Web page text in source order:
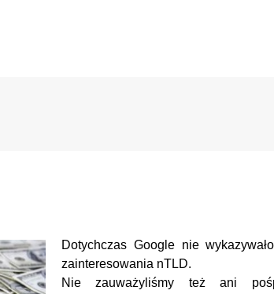
Dotychczas Google nie
zainteresowania nTLD.
Nie zauważyliśmy też ani